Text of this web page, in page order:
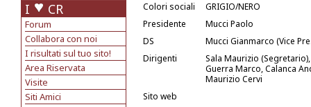
I CR
Forum
Collabora con noi
I risultati sul tuo sito!
Area Riservata
Visite
Siti Amici
Colori sociali
GRIGIO/NERO
Presidente
Mucci Paolo
DS
Mucci Gianmarco (Vice
Dirigenti
Sala Maurizio
Guerra Marco, Calanca
Maurizio Cervi
Sito web